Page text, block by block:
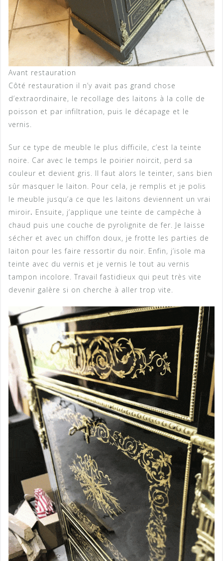
Avant restauration
Côté restauration il n’y avait pas grand chose
d’extraordinaire, le recollage des laitons à la colle de
poisson et par infiltration, puis le décapage et le
vernis.
Sur ce type de meuble le plus difficile, c’est la teinte
noire. Car avec le temps le poirier noircit, perd sa
couleur et devient gris. Il faut alors le teinter, sans bien
sûr masquer le laiton. Pour cela, je remplis et je polis
le meuble jusqu’a ce que les laitons deviennent un vrai
miroir. Ensuite, j’applique une teinte de campêche à
chaud puis une couche de pyrolignite de fer. Je laisse
sécher et avec un chiffon doux, je frotte les parties de
laiton pour les faire ressortir du noir. Enfin, j’isole ma
teinte avec du vernis et je vernis le tout au vernis
tampon incolore. Travail fastidieux qui peut très vite
devenir galère si on cherche à aller trop vite.